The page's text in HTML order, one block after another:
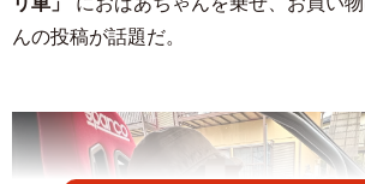
んの投稿が話題だ。